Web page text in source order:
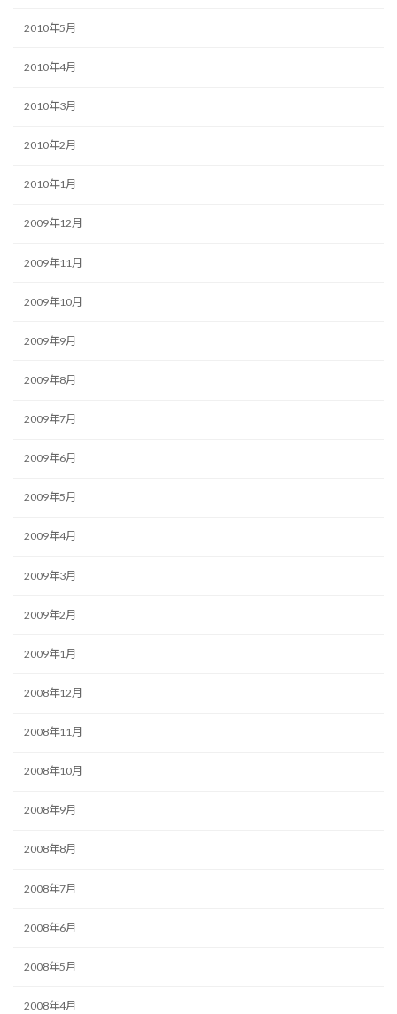
2010年5月
2010年4月
2010年3月
2010年2月
2010年1月
2009年12月
2009年11月
2009年10月
2009年9月
2009年8月
2009年7月
2009年6月
2009年5月
2009年4月
2009年3月
2009年2月
2009年1月
2008年12月
2008年11月
2008年10月
2008年9月
2008年8月
2008年7月
2008年6月
2008年5月
2008年4月